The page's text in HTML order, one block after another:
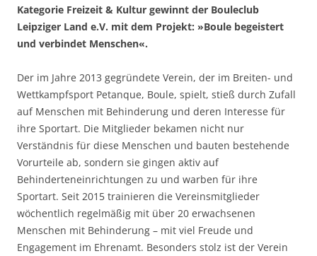
Kategorie Freizeit & Kultur gewinnt der Bouleclub
Leipziger Land e.V. mit dem Projekt: »Boule begeistert
und verbindet Menschen«.
Der im Jahre 2013 gegründete Verein, der im Breiten- und
Wettkampfsport Petanque, Boule, spielt, stieß durch Zufall
auf Menschen mit Behinderung und deren Interesse für
ihre Sportart. Die Mitglieder bekamen nicht nur
Verständnis für diese Menschen und bauten bestehende
Vorurteile ab, sondern sie gingen aktiv auf
Behinderteneinrichtungen zu und warben für ihre
Sportart. Seit 2015 trainieren die Vereinsmitglieder
wöchentlich regelmäßig mit über 20 erwachsenen
Menschen mit Behinderung – mit viel Freude und
Engagement im Ehrenamt. Besonders stolz ist der Verein